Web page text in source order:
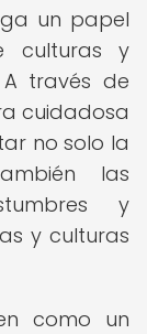
un papel
culturas y
través de
cuidadosa
no solo la
las
y
y culturas
como un